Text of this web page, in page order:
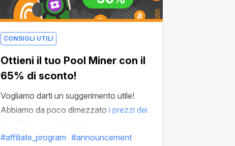
CONSIGLI UTILI
Ottieni il tuo Pool Miner con il
65% di sconto!
Vogliamo darti un suggerimento utile!
Abbiamo da poco dimezzato i prezzi dei
Pool Miner
per offrirti più resa con meno
spesa. Ora vogliamo svelarti un trucco
#affiliate_program #announcement